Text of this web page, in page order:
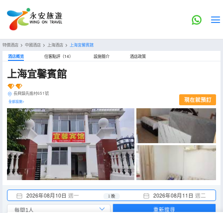
特價酒店 > 中國酒店 > 上海酒店 > 上海宜馨賓館
酒店概览 住客點評（14） 設施簡介 酒店政策
上海宜馨賓館
長興鎮先進村651號
全部設施> 現在就預訂
2026年08月10日 週一 2026年08月11日 週二
1 晚
重新搜尋